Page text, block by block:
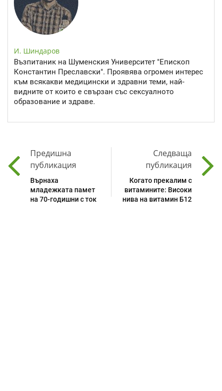
И. Шиндаров
Възпитаник на Шуменския Университет "Епископ
Константин Преславски". Проявява огромен интерес
към всякакви медицински и здравни теми, най-
видните от които е свързан със сексуалното
образование и здраве.
Предишна
публикация
Върнаха
младежката памет
на 70-годишни с ток
Следваща
публикация
Когато прекалим с
витамините: Високи
нива на витамин Б12